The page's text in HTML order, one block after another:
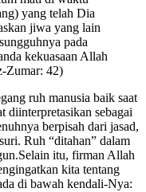
yang telah Dia
jiwa yang lain
pada
kekuasaan Allah
Zumar: 42)
ruh manusia baik saat
diinterpretasikan sebagai
berpisah dari jasad,
Ruh “ditahan” dalam
itu, firman Allah
kita tentang
di bawah kendali-Nya: